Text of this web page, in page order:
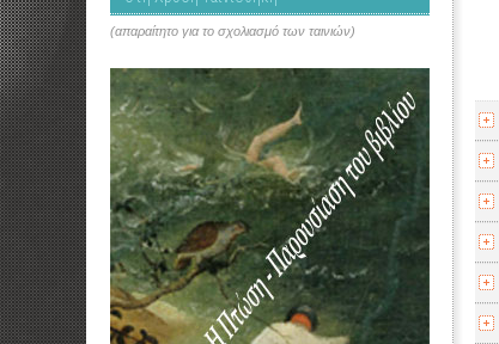
(απαραίτητο για το σχολιασμό των ταινιών)